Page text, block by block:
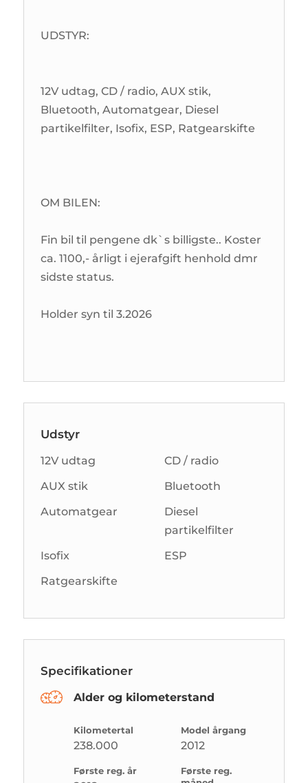
UDSTYR:
12V udtag, CD / radio, AUX stik,
Bluetooth, Automatgear, Diesel
partikelfilter, Isofix, ESP, Ratgearskifte
OM BILEN:
Fin bil til pengene dk`s billigste.. Koster
ca. 1100,- årligt i ejerafgift henhold dmr
sidste status.
Holder syn til 3.2026
Udstyr
12V udtag
CD / radio
AUX stik
Bluetooth
Automatgear
Diesel
partikelfilter
Isofix
ESP
Ratgearskifte
Specifikationer
Alder og kilometerstand
Kilometertal
238.000
Model årgang
2012
Første reg. år
Første reg.